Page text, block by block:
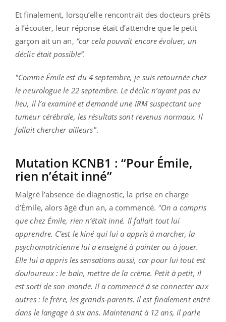
Et finalement, lorsqu’elle rencontrait des docteurs prêts
à l’écouter, leur réponse était d’attendre que le petit
garçon ait un an, “car cela pouvait encore évoluer, un
déclic était possible”.
"Comme Émile est du 4 septembre, je suis retournée chez
le neurologue le 22 septembre. Le déclic n’ayant pas eu
lieu, il l’a examiné et demandé une IRM suspectant une
tumeur cérébrale, les résultats sont revenus normaux. Il
fallait chercher ailleurs".
Mutation KCNB1 : “Pour Émile,
rien n’était inné”
Malgré l’absence de diagnostic, la prise en charge
d’Émile, alors âgé d’un an, a commencé. "On a compris
que chez Émile, rien n’était inné. Il fallait tout lui
apprendre. C’est le kiné qui lui a appris à marcher, la
psychomotricienne lui a enseigné à pointer ou à jouer.
Elle lui a appris les sensations aussi, car pour lui tout est
douloureux : le bain, mettre de la crème. Petit à petit, il
est sorti de son monde. Il a commencé à se connecter aux
autres : le frère, les grands-parents. Il est finalement entré
dans le langage à six ans. Maintenant à 12 ans, il parle